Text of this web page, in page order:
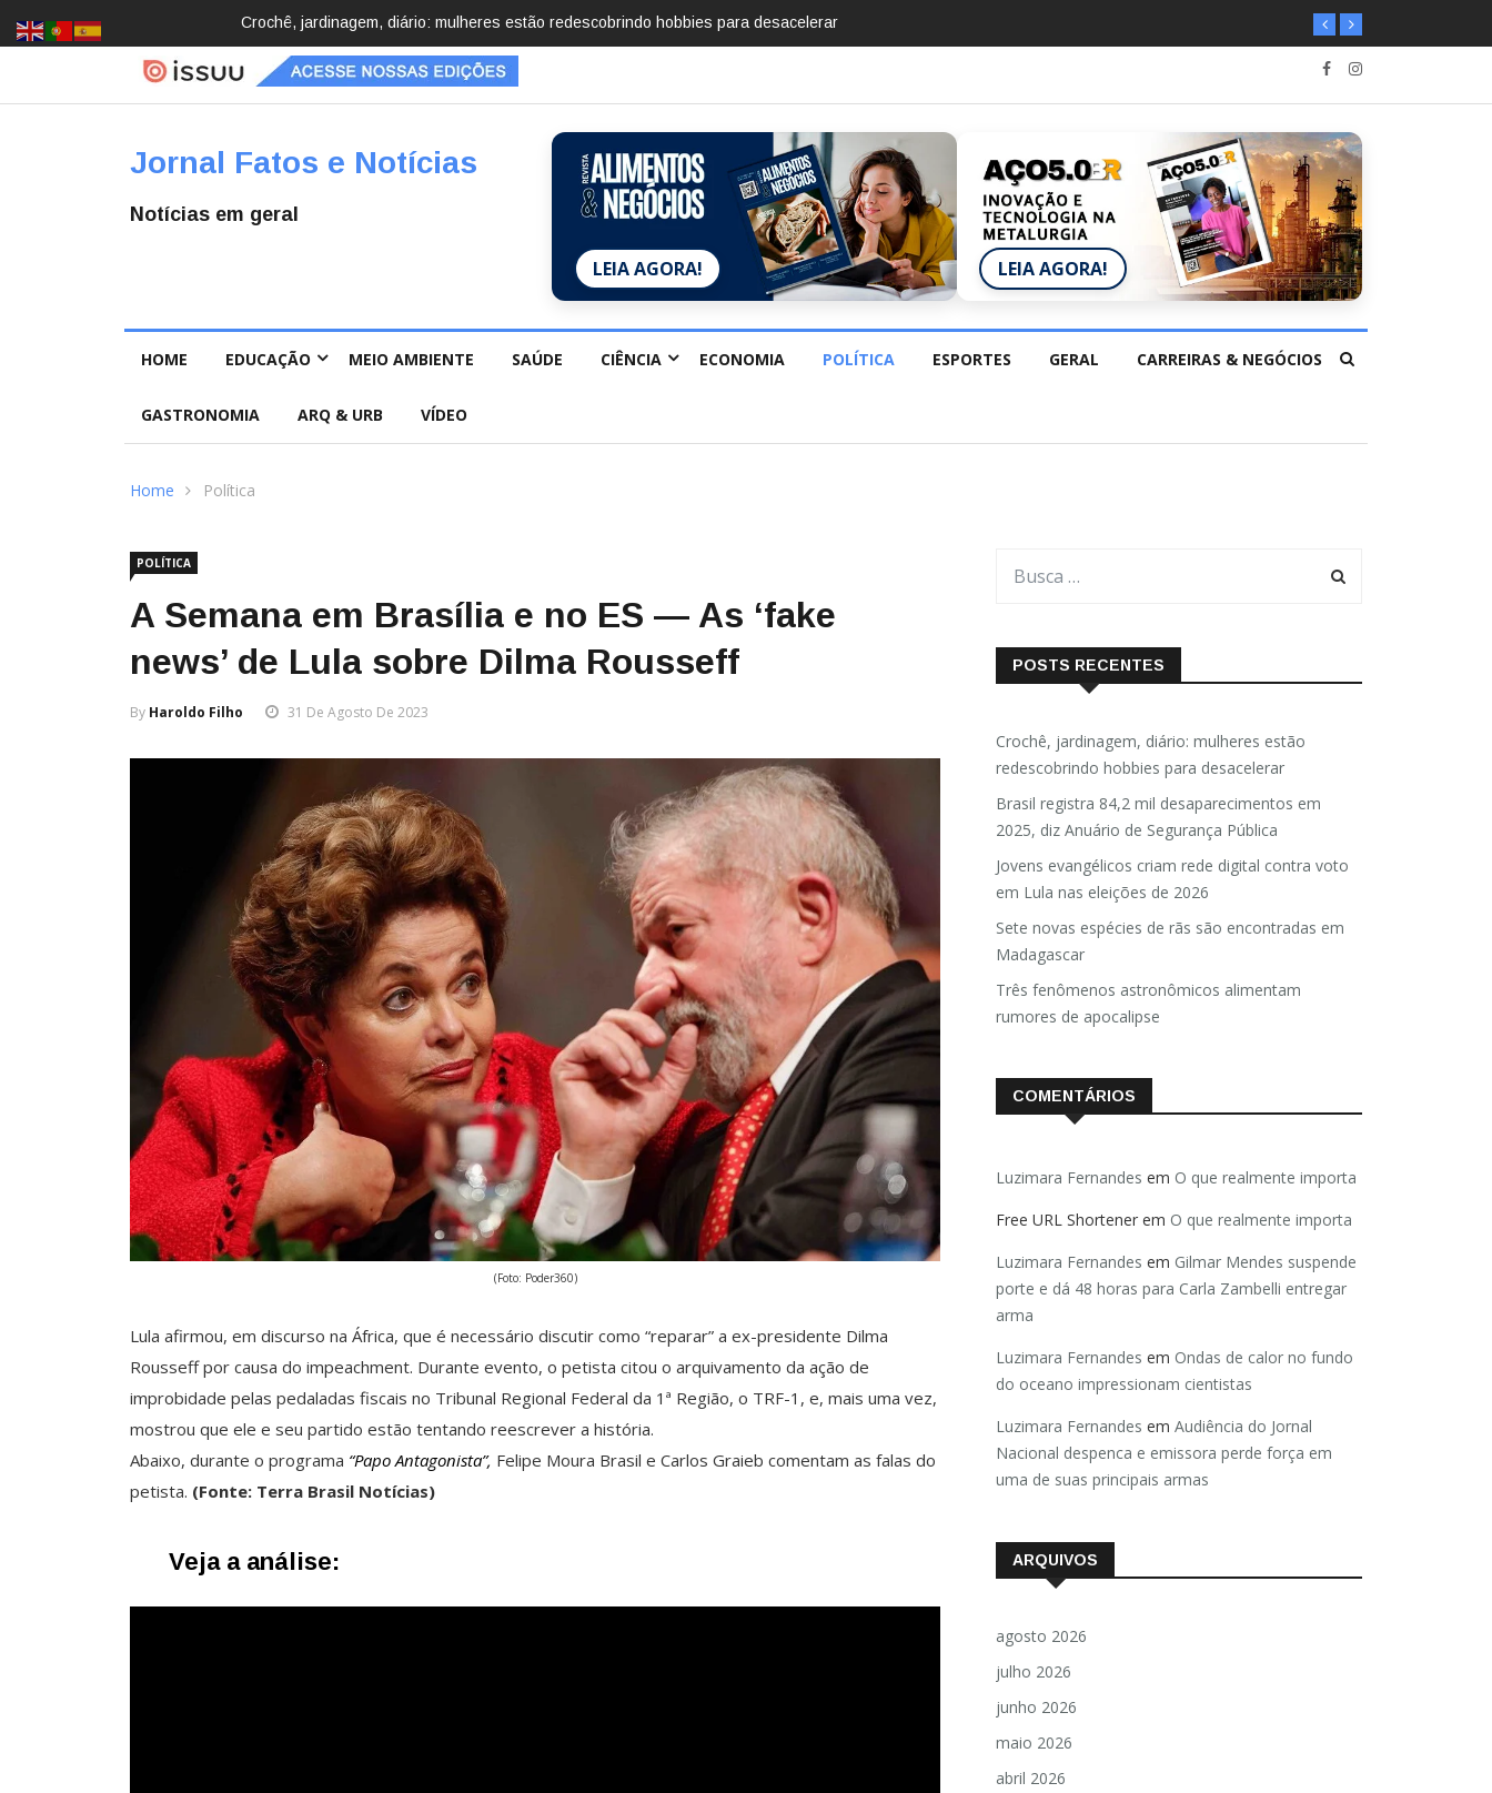
Brasil registra 84,2 mil desaparecimentos em 2025, diz Anuário de Segurança Pública
Jornal Fatos e Notícias
Notícias em geral
LEIA AGORA! LEIA AGORA!
HOME EDUCAÇÃO MEIO AMBIENTE SAÚDE CIÊNCIA ECONOMIA POLÍTICA ESPORTES GERAL CARREIRAS & NEGÓCIOS
GASTRONOMIA ARQ & URB VÍDEO
Home Política
POLÍTICA
A Semana em Brasília e no ES — As ‘fake
news’ de Lula sobre Dilma Rousseff
By Haroldo Filho 31 De Agosto De 2023
(Foto: Poder360)
Lula afirmou, em discurso na África, que é necessário discutir como “reparar” a ex-presidente Dilma
Rousseff por causa do impeachment. Durante evento, o petista citou o arquivamento da ação de
improbidade pelas pedaladas fiscais no Tribunal Regional Federal da 1ª Região, o TRF-1, e, mais uma vez,
mostrou que ele e seu partido estão tentando reescrever a história.
Abaixo, durante o programa “Papo Antagonista”, Felipe Moura Brasil e Carlos Graieb comentam as falas do
petista. (Fonte: Terra Brasil Notícias)
Veja a análise:
POSTS RECENTES
Crochê, jardinagem, diário: mulheres estão
redescobrindo hobbies para desacelerar
Brasil registra 84,2 mil desaparecimentos em
2025, diz Anuário de Segurança Pública
Jovens evangélicos criam rede digital contra voto
em Lula nas eleições de 2026
Sete novas espécies de rãs são encontradas em
Madagascar
Três fenômenos astronômicos alimentam
rumores de apocalipse
COMENTÁRIOS
Luzimara Fernandes em O que realmente importa
Free URL Shortener em O que realmente importa
Luzimara Fernandes em Gilmar Mendes suspende
porte e dá 48 horas para Carla Zambelli entregar
arma
Luzimara Fernandes em Ondas de calor no fundo
do oceano impressionam cientistas
Luzimara Fernandes em Audiência do Jornal
Nacional despenca e emissora perde força em
uma de suas principais armas
ARQUIVOS
agosto 2026
julho 2026
junho 2026
maio 2026
abril 2026